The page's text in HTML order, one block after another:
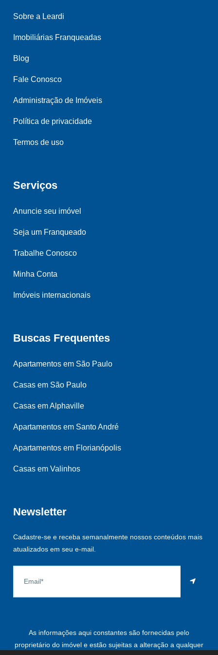
Sobre a Leardi
Imobiliárias Franqueadas
Blog
Fale Conosco
Administração de Imóveis
Política de privacidade
Termos de uso
Serviços
Anuncie seu imóvel
Seja um Franqueado
Trabalhe Conosco
Minha Conta
Imóveis internacionais
Buscas Frequentes
Apartamentos em São Paulo
Casas em São Paulo
Casas em Alphaville
Apartamentos em Santo André
Apartamentos em Florianópolis
Casas em Valinhos
Newsletter
Cadastre-se e receba semanalmente nossos conteúdos mais
atualizados em seu e-mail.
As informações aqui constantes são fornecidas pelo
proprietário do imóvel e estão sujeitas a alteração a qualquer